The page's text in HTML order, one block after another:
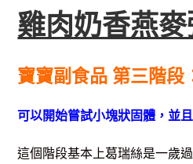
雞肉奶香燕
寶寶副食品 第三階段
可以開始嘗試小塊狀固體，並
這個階段基本上葛瑞絲是一歲